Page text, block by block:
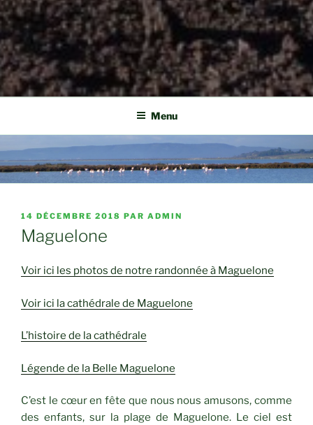
Menu
PUBLIÉ
LE
14 DÉCEMBRE 2018 PAR ADMIN
Maguelone
Voir ici les photos de notre randonnée à Maguelone
Voir ici la cathédrale de Maguelone
L’histoire de la cathédrale
Légende de la Belle Maguelone
C’est le cœur en fête que nous nous amusons, comme
des enfants, sur la plage de Maguelone. Le ciel est